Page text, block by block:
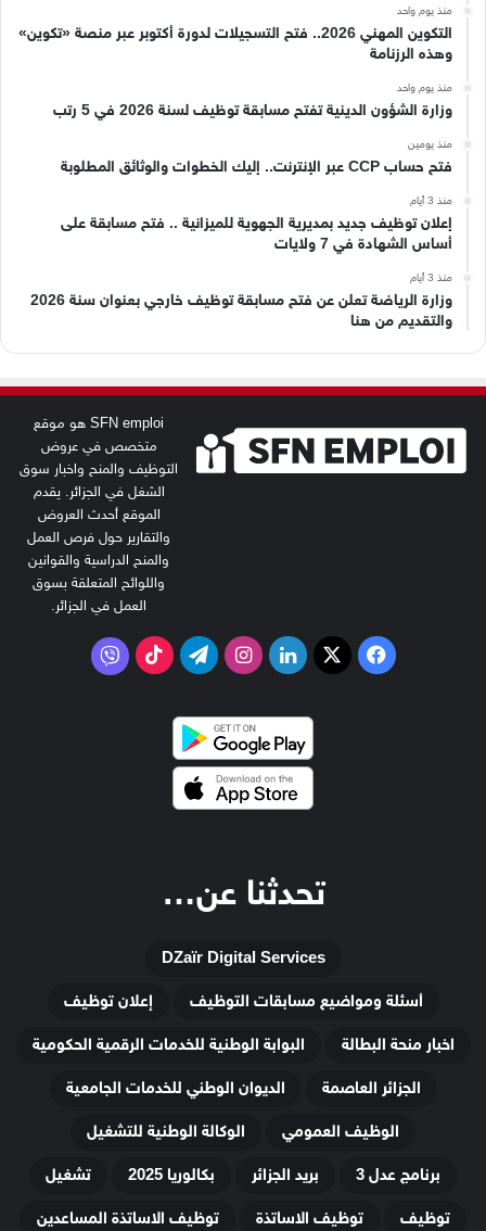
منذ يوم واحد
التكوين المهني 2026.. فتح التسجيلات لدورة أكتوبر عبر منصة «تكوين»
وهذه الرزنامة
منذ يوم واحد
وزارة الشؤون الدينية تفتح مسابقة توظيف لسنة 2026 في 5 رتب
منذ يومين
فتح حساب CCP عبر الإنترنت.. إليك الخطوات والوثائق المطلوبة
منذ 3 أيام
إعلان توظيف جديد بمديرية الجهوية للميزانية .. فتح مسابقة على
أساس الشهادة في 7 ولايات
منذ 3 أيام
وزارة الرياضة تعلن عن فتح مسابقة توظيف خارجي بعنوان سنة 2026
والتقديم من هنا
SFN emploi هو موقع
متخصص في عروض
التوظيف والمنح واخبار سوق
الشغل في الجزائر. يقدم
الموقع أحدث العروض
والتقارير حول فرص العمل
والمنح الدراسية والقوانين
واللوائح المتعلقة بسوق
العمل في الجزائر.
فيسبوك
‫X لينكدإنانستقرامتيلقرام‫TikTokفايبر
تحدثنا عن…
DZaïr Digital Services
أسئلة ومواضيع مسابقات التوظيف
إعلان توظيف
اخبار منحة البطالة
البوابة الوطنية للخدمات الرقمية الحكومية
الجزائر العاصمة
الديوان الوطني للخدمات الجامعية
الوظيف العمومي
الوكالة الوطنية للتشغيل
برنامج عدل 3
بريد الجزائر بكالوريا 2025
تشغيل
توظيف
توظيف الاساتذة
توظيف الاساتذة المساعدين